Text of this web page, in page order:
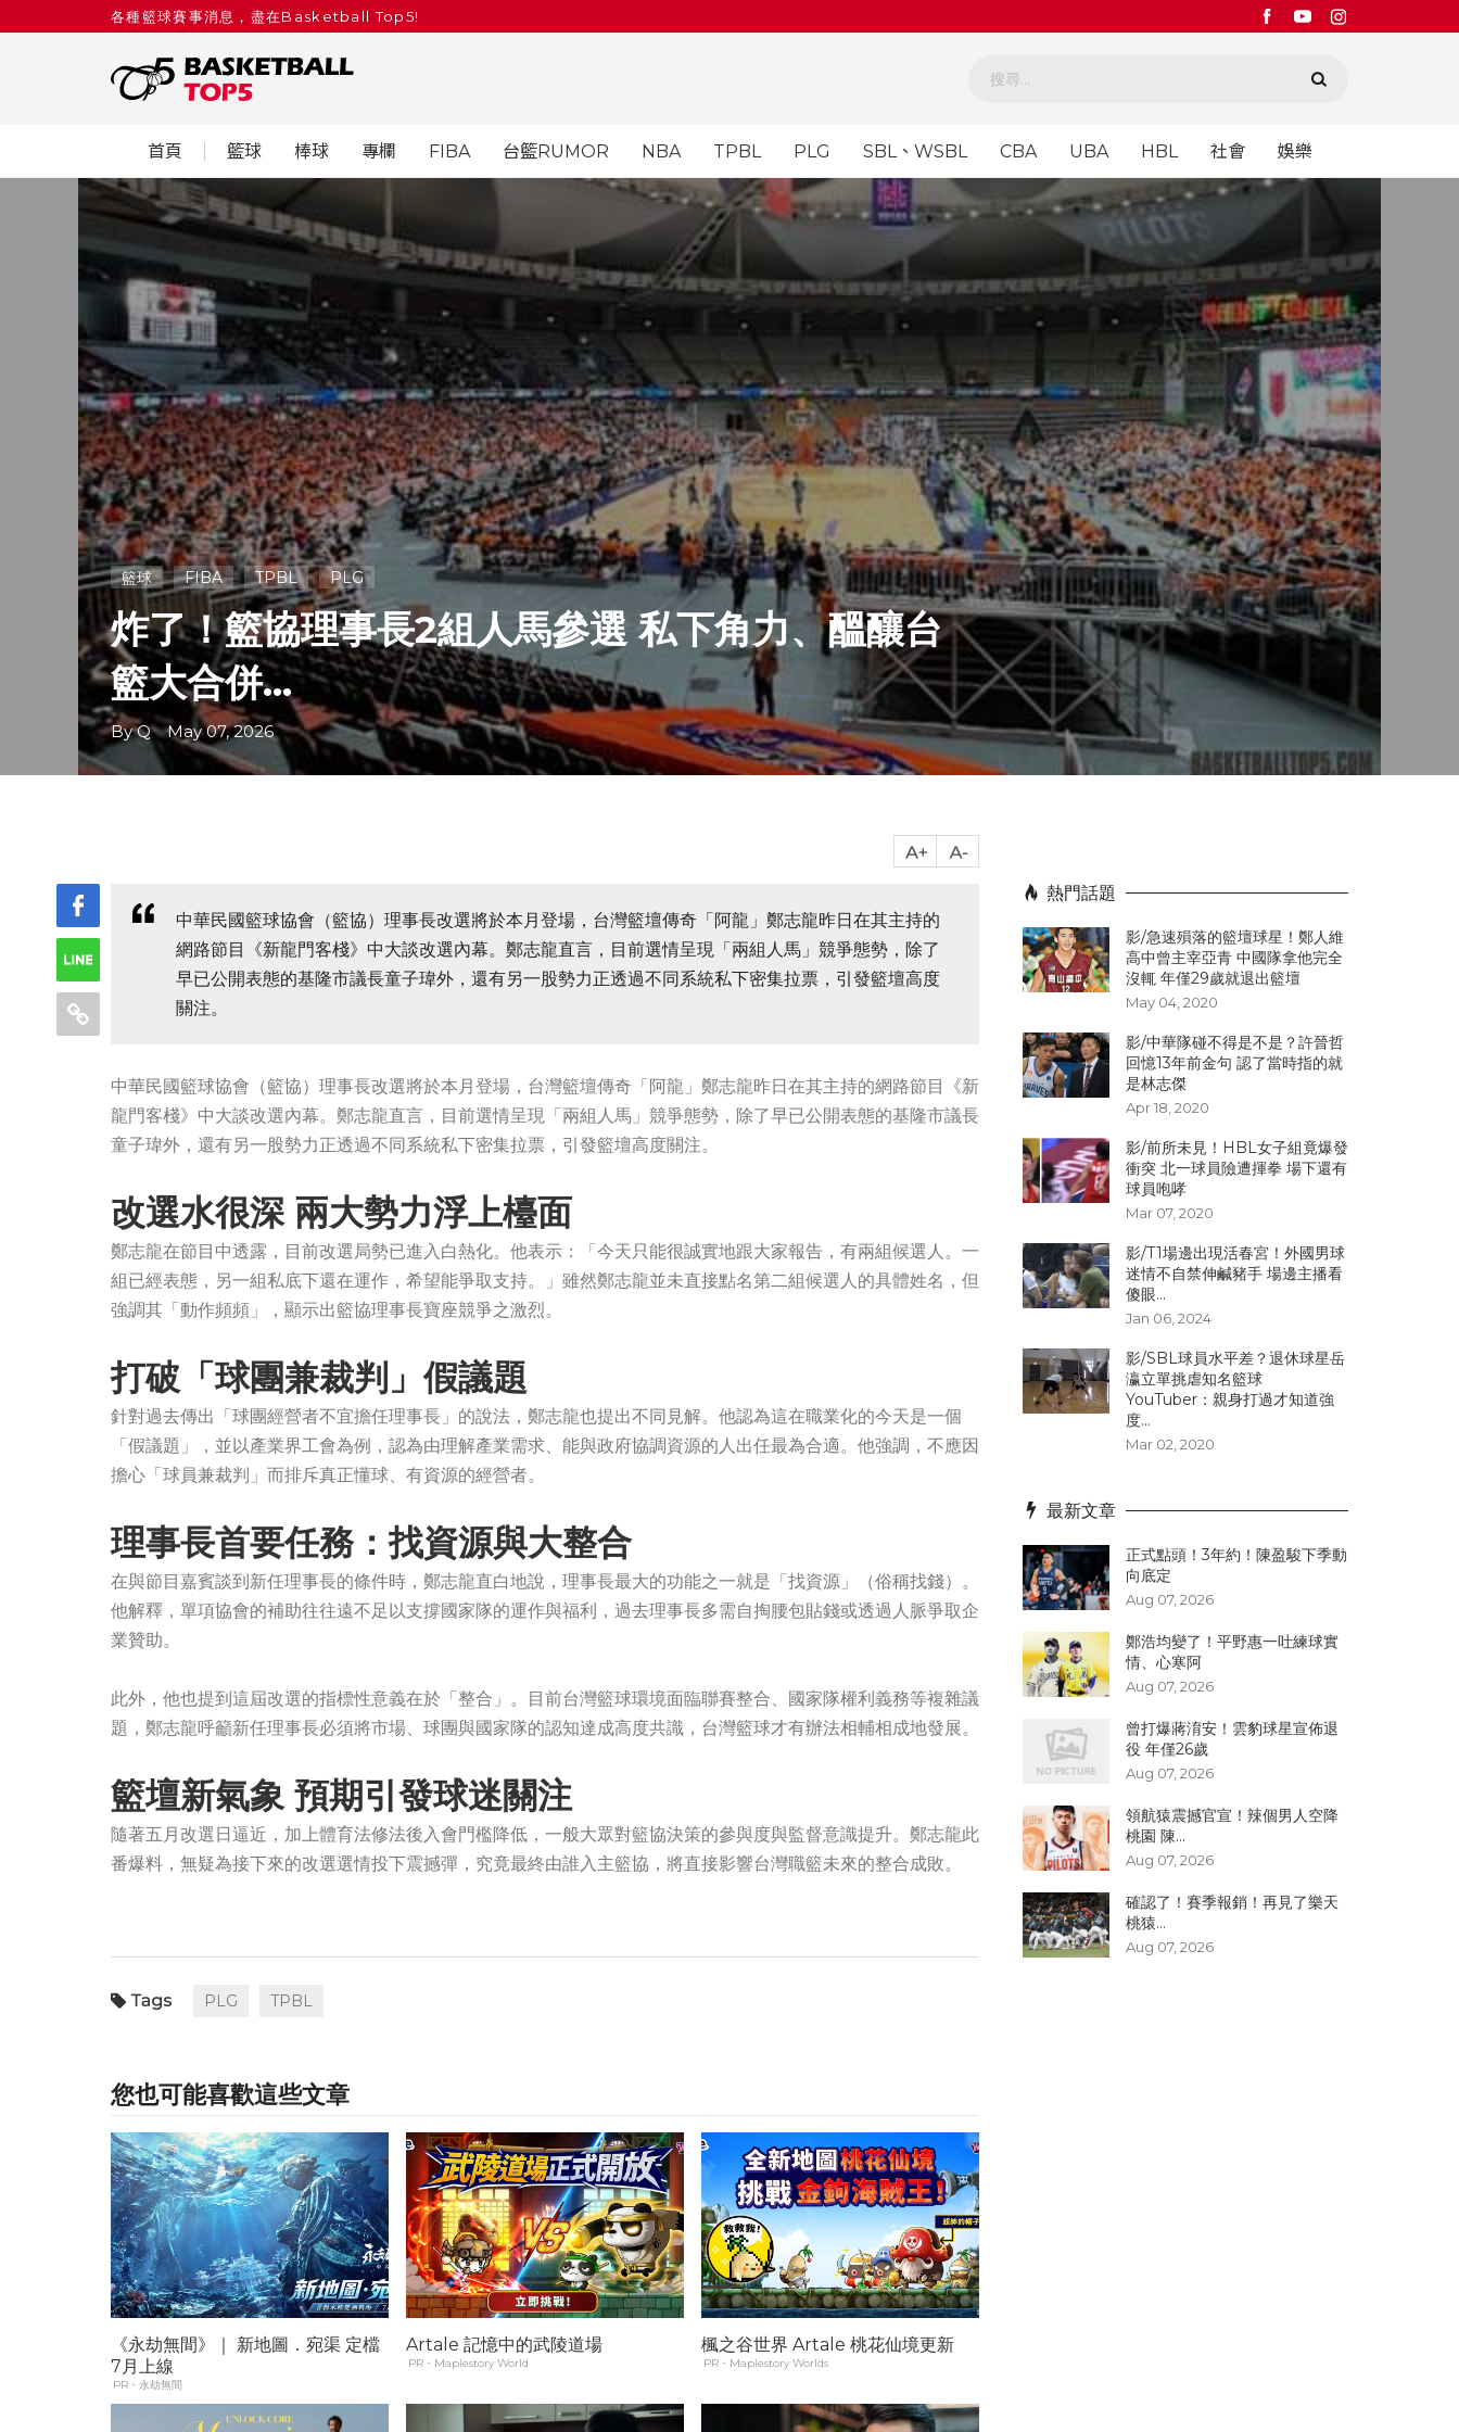
各種籃球賽事消息，盡在Basketball Top5!
首頁 籃球 棒球 專欄 FIBA 台籃RUMOR NBA TPBL PLG SBL、WSBL CBA UBA HBL 社會 娛樂
籃球 FIBA TPBL PLG
炸了！籃協理事長2組人馬參選 私下角力、醞釀台
籃大合併...
By Q May 07, 2026
中華民國籃球協會（籃協）理事長改選將於本月登場，台灣籃壇傳奇「阿龍」鄭志龍昨日在其主持的
網路節目《新龍門客棧》中大談改選內幕。鄭志龍直言，目前選情呈現「兩組人馬」競爭態勢，除了
早已公開表態的基隆市議長童子瑋外，還有另一股勢力正透過不同系統私下密集拉票，引發籃壇高度
關注。
中華民國籃球協會（籃協）理事長改選將於本月登場，台灣籃壇傳奇「阿龍」鄭志龍昨日在其主持的網路節目《新
龍門客棧》中大談改選內幕。鄭志龍直言，目前選情呈現「兩組人馬」競爭態勢，除了早已公開表態的基隆市議長
童子瑋外，還有另一股勢力正透過不同系統私下密集拉票，引發籃壇高度關注。
改選水很深 兩大勢力浮上檯面
鄭志龍在節目中透露，目前改選局勢已進入白熱化。他表示：「今天只能很誠實地跟大家報告，有兩組候選人。一
組已經表態，另一組私底下還在運作，希望能爭取支持。」雖然鄭志龍並未直接點名第二組候選人的具體姓名，但
強調其「動作頻頻」，顯示出籃協理事長寶座競爭之激烈。
打破「球團兼裁判」假議題
針對過去傳出「球團經營者不宜擔任理事長」的說法，鄭志龍也提出不同見解。他認為這在職業化的今天是一個
「假議題」，並以產業界工會為例，認為由理解產業需求、能與政府協調資源的人出任最為合適。他強調，不應因
擔心「球員兼裁判」而排斥真正懂球、有資源的經營者。
理事長首要任務：找資源與大整合
在與節目嘉賓談到新任理事長的條件時，鄭志龍直白地說，理事長最大的功能之一就是「找資源」（俗稱找錢）。
他解釋，單項協會的補助往往遠不足以支撐國家隊的運作與福利，過去理事長多需自掏腰包貼錢或透過人脈爭取企
業贊助。
此外，他也提到這屆改選的指標性意義在於「整合」。目前台灣籃球環境面臨聯賽整合、國家隊權利義務等複雜議
題，鄭志龍呼籲新任理事長必須將市場、球團與國家隊的認知達成高度共識，台灣籃球才有辦法相輔相成地發展。
籃壇新氣象 預期引發球迷關注
隨著五月改選日逼近，加上體育法修法後入會門檻降低，一般大眾對籃協決策的參與度與監督意識提升。鄭志龍此
番爆料，無疑為接下來的改選選情投下震撼彈，究竟最終由誰入主籃協，將直接影響台灣職籃未來的整合成敗。
PLG TPBL
您也可能喜歡這些文章
《永劫無間》｜ 新地圖．宛渠 定檔
7月上線
PR・永劫無間
Artale 記憶中的武陵道場
PR・Maplestory World
楓之谷世界 Artale 桃花仙境更新
PR・Maplestory Worlds
熱門話題
影/急速殞落的籃壇球星！鄭人維
高中曾主宰亞青 中國隊拿他完全
沒輒 年僅29歲就退出籃壇
May 04, 2020
影/中華隊碰不得是不是？許晉哲
回憶13年前金句 認了當時指的就
是林志傑
Apr 18, 2020
影/前所未見！HBL女子組竟爆發
衝突 北一球員險遭揮拳 場下還有
球員咆哮
Mar 07, 2020
影/T1場邊出現活春宮！外國男球
迷情不自禁伸鹹豬手 場邊主播看
傻眼...
Jan 06, 2024
影/SBL球員水平差？退休球星岳
瀛立單挑虐知名籃球
YouTuber：親身打過才知道強
度...
Mar 02, 2020
最新文章
正式點頭！3年約！陳盈駿下季動
向底定
Aug 07, 2026
鄭浩均變了！平野惠一吐練球實
情、心寒阿
Aug 07, 2026
曾打爆蔣淯安！雲豹球星宣佈退
役 年僅26歲
Aug 07, 2026
領航猿震撼官宣！辣個男人空降
桃園 陳...
Aug 07, 2026
確認了！賽季報銷！再見了樂天
桃猿...
Aug 07, 2026